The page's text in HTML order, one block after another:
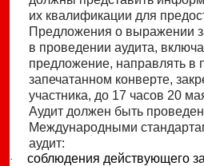
их квалификации для
Предложения о выражении
в проведении аудита,
предложение, направлять в
запечатанном конверте,
участника, до 17 часов 20
Аудит должен быть проведен
Международными
аудит:
·
соблюдения действующего